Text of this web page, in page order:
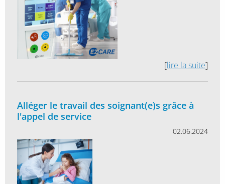
[lire la suite]
Alléger le travail des soignant(e)s grâce à
l'appel de service
02.06.2024